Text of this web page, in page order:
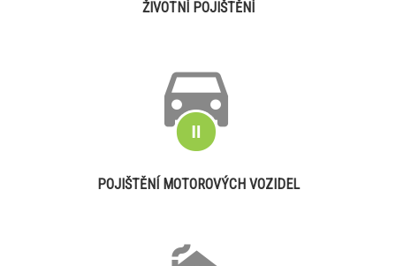
ŽIVOTNÍ POJIŠTĚNÍ
POJIŠTĚNÍ MOTOROVÝCH VOZIDEL